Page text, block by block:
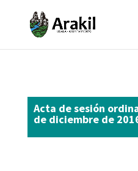
Acta de sesión
de diciembre de